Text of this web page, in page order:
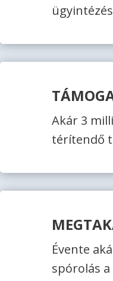
ügyintézés
Akár 3
térítendő
Évente
spórolás